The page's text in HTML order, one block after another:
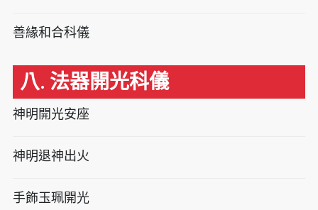
善緣和合科儀
八. 法器開光科儀
神明開光安座
神明退神出火
手飾玉珮開光